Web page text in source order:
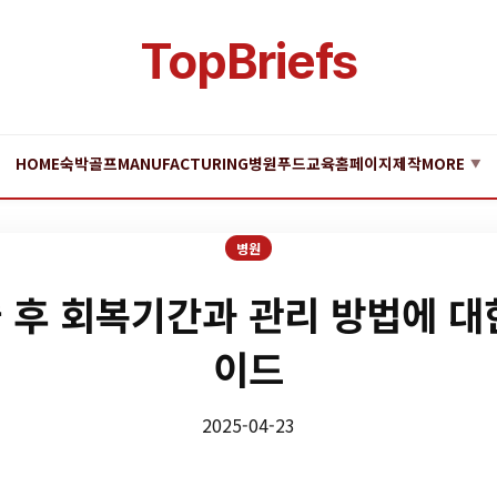
TopBriefs
HOME숙박골프MANUFACTURING병원푸드교육홈페이지제작MORE ▼
병원
후 회복기간과 관리 방법에
이드
2025-04-23